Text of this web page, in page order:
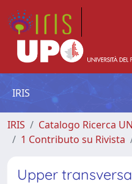
IRIS
IRIS
Catalogo Ricerca
1 Contributo su Rivista
Upper